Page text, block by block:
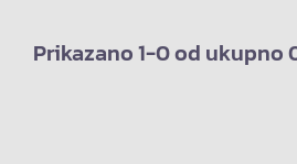
Prikazano 1-0 od ukupno